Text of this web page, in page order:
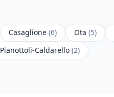
Casaglione (6) Ota (5)
Pianottoli-Caldarello (2)